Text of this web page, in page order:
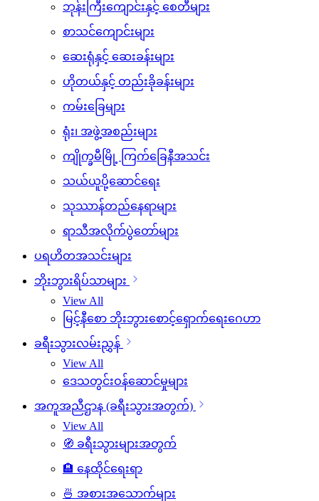
ဘုန်းကြီးကျောင်းနှင့် စေတီများ
စာသင်ကျောင်းများ
ဆေးရုံနှင့် ဆေးခန်းများ
ဟိုတယ်နှင့် တည်းခိုခန်းများ
ကမ်းခြေများ
ရုံး၊ အဖွဲ့အစည်းများ
ကျိုက္ခမီမြို့ ကြက်ခြေနီအသင်း
သယ်ယူပို့ဆောင်ရေး
သုဿာန်တည်နေရာများ
ရာသီအလိုက်ပွဲတော်များ
ပရဟိတအသင်းများ
ဘိုးဘွားရိပ်သာများ
View All
မြင့်နီစော ဘိုးဘွားစောင့်ရှောက်ရေးဂေဟာ
ခရီးသွားလမ်းညွှန်
View All
ဒေသတွင်းဝန်ဆောင်မှုများ
အကူအညီဌာန (ခရီးသွားအတွက်)
View All
🧭 ခရီးသွားများအတွက်
🏨 နေထိုင်ရေးရာ
🍜 အစားအသောက်များ